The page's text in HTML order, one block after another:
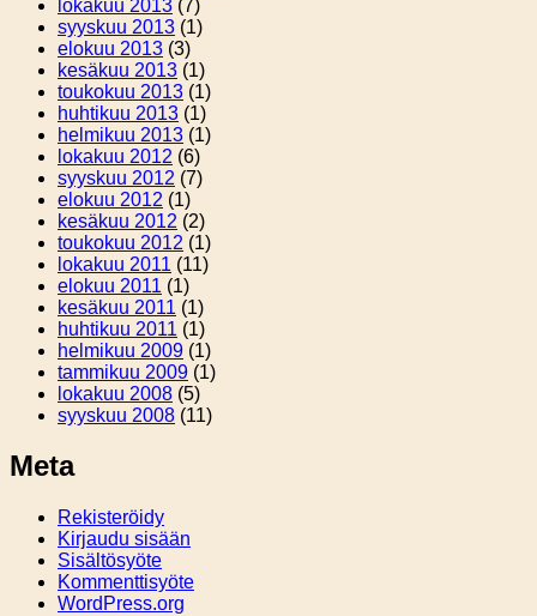
lokakuu 2013 (7)
syyskuu 2013 (1)
elokuu 2013 (3)
kesäkuu 2013 (1)
toukokuu 2013 (1)
huhtikuu 2013 (1)
helmikuu 2013 (1)
lokakuu 2012 (6)
syyskuu 2012 (7)
elokuu 2012 (1)
kesäkuu 2012 (2)
toukokuu 2012 (1)
lokakuu 2011 (11)
elokuu 2011 (1)
kesäkuu 2011 (1)
huhtikuu 2011 (1)
helmikuu 2009 (1)
tammikuu 2009 (1)
lokakuu 2008 (5)
syyskuu 2008 (11)
Meta
Rekisteröidy
Kirjaudu sisään
Sisältösyöte
Kommenttisyöte
WordPress.org